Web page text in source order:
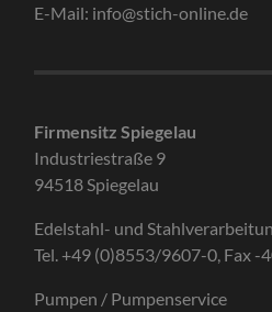
E-Mail: info@stich-online.de
Firmensitz Spiegelau
Industriestraße 9
94518 Spiegelau
Edelstahl- und
Tel. +49 (0)8553/9607-0, Fax -
Pumpen / Pumpenservice